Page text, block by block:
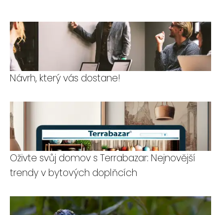
Návrh, který vás dostane!
Oživte svůj domov s Terrabazar: Nejnovější
trendy v bytových doplňcích